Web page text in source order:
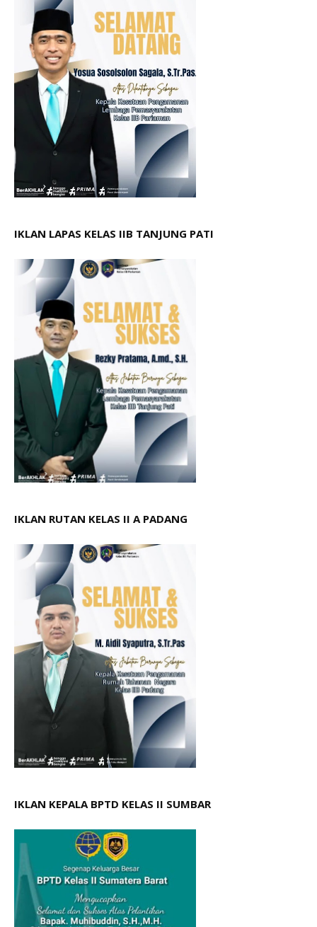
IKLAN LAPAS KELAS IIB TANJUNG PATI
IKLAN RUTAN KELAS II A PADANG
IKLAN KEPALA BPTD KELAS II SUMBAR